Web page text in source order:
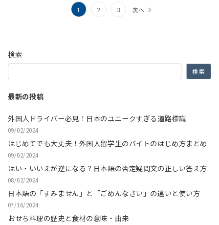
ペ
ー
ジ
り
1 2 3 次へ
検索
検索
最新の投稿
外国人ドライバー必見！日本のユニークすぎる道路標識
09/02/2024
はじめてでも大丈夫！外国人留学生のバイトのはじめ方まとめ
09/02/2024
はい・いいえが逆になる？日本語の否定疑問文の正しい答え方
08/02/2024
日本語の「すみません」と「ごめんなさい」の違いと使い方
07/16/2024
おせち料理の歴史と食材の意味・由来